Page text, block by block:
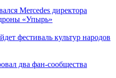
Mercedes директора
«Упырь»
фестиваль культур народов
два фан-сообщества